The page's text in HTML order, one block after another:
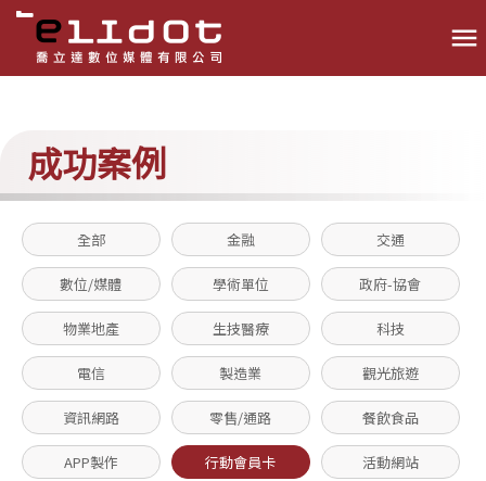
menu
成功案例
全部 金融 交通
數位/媒體 學術單位 政府-協會
物業地產 生技醫療 科技
電信 製造業 觀光旅遊
資訊網路 零售/通路 餐飲食品
APP製作 行動會員卡 活動網站